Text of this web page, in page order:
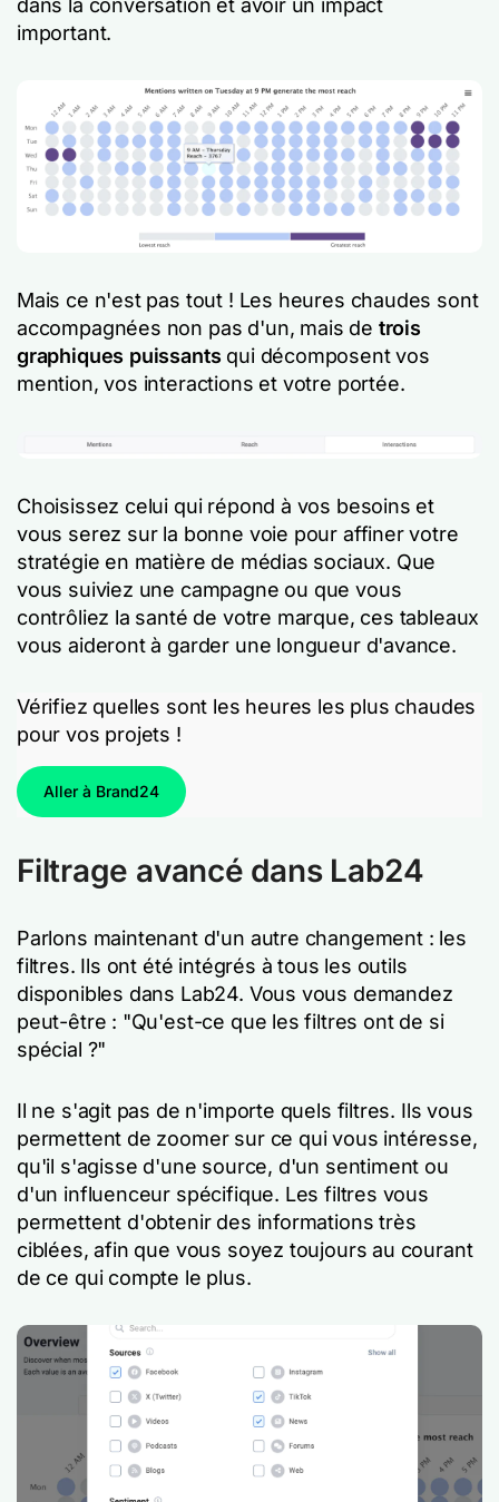
dans la conversation et avoir un impact
important.
Mais ce n'est pas tout ! Les heures chaudes sont
accompagnées non pas d'un, mais de trois
graphiques puissants qui décomposent vos
mention, vos interactions et votre portée.
Choisissez celui qui répond à vos besoins et
vous serez sur la bonne voie pour affiner votre
stratégie en matière de médias sociaux. Que
vous suiviez une campagne ou que vous
contrôliez la santé de votre marque, ces tableaux
vous aideront à garder une longueur d'avance.
Vérifiez quelles sont les heures les plus chaudes
pour vos projets !
Aller à Brand24
Filtrage avancé dans Lab24
Parlons maintenant d'un autre changement : les
filtres. Ils ont été intégrés à tous les outils
disponibles dans Lab24. Vous vous demandez
peut-être : "Qu'est-ce que les filtres ont de si
spécial ?"
Il ne s'agit pas de n'importe quels filtres. Ils vous
permettent de zoomer sur ce qui vous intéresse,
qu'il s'agisse d'une source, d'un sentiment ou
d'un influenceur spécifique. Les filtres vous
permettent d'obtenir des informations très
ciblées, afin que vous soyez toujours au courant
de ce qui compte le plus.